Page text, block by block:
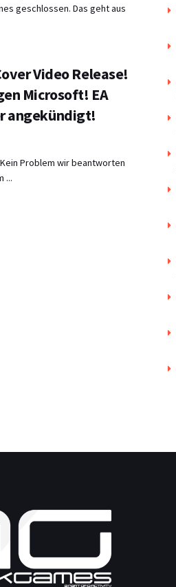
geschlossen. Das geht aus
Video Release!
Microsoft! EA
angekündigt!
Problem wir beantworten
...